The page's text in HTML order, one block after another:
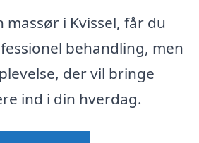
i Kvissel, får du
behandling, men
der vil bringe
ind i din hverdag.